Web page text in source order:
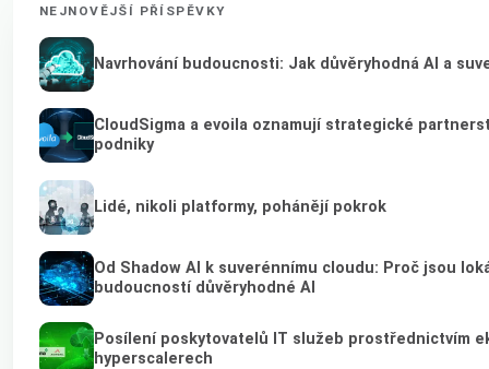
NEJNOVĚJŠÍ PŘÍSPĚVKY
Navrhování budoucnosti: Jak důvěryhodná AI a
CloudSigma a evoila oznamují strategické
podniky
Lidé, nikoli platformy, pohánějí pokrok
Od Shadow AI k suverénnímu cloudu: Proč jsou
budoucností důvěryhodné AI
Posílení poskytovatelů IT služeb prostřednictvím
hyperscalerech